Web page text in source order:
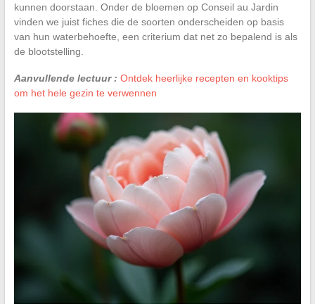
kunnen doorstaan. Onder de bloemen op Conseil au Jardin
vinden we juist fiches die de soorten onderscheiden op basis
van hun waterbehoefte, een criterium dat net zo bepalend is als
de blootstelling.
Aanvullende lectuur : Ontdek heerlijke recepten en kooktips
om het hele gezin te verwennen